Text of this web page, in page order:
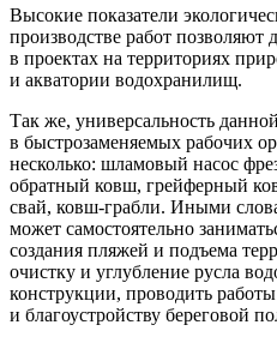
Высокие показатели
производстве работ позволяют
в проектах на территориях
и акватории водохранилищ.
Так же, универсальность
в быстрозаменяемых рабочих
несколько: шламовый насос
обратный ковш, грейферный
свай, ковш-грабли. Иными
может самостоятельно
создания пляжей и подъема
очистку и углубление русла
конструкции, проводить
и благоустройству береговой